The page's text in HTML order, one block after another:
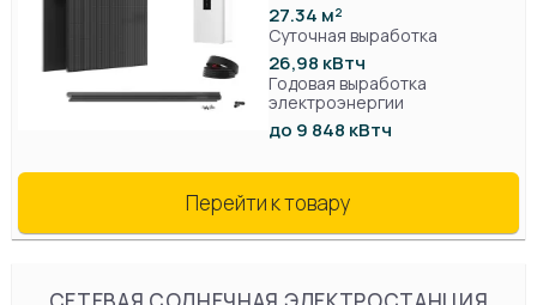
27.34 м²
Суточная выработка
26,98 кВтч
Годовая выработка
электроэнергии
до 9 848 кВтч
Перейти к товару